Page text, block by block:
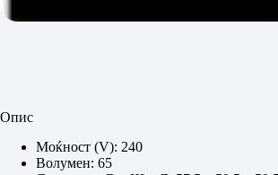
Опис
Моќност (V): 240
Волумен: 65